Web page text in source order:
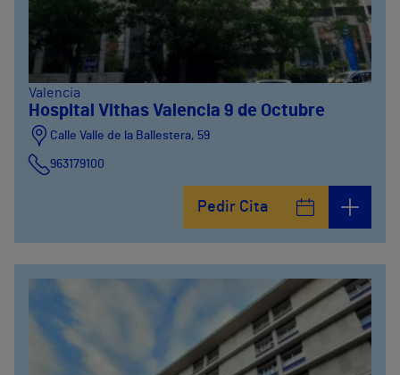
Valencia
Hospital Vithas Valencia 9 de Octubre
Calle Valle de la Ballestera, 59
963179100
Pedir Cita